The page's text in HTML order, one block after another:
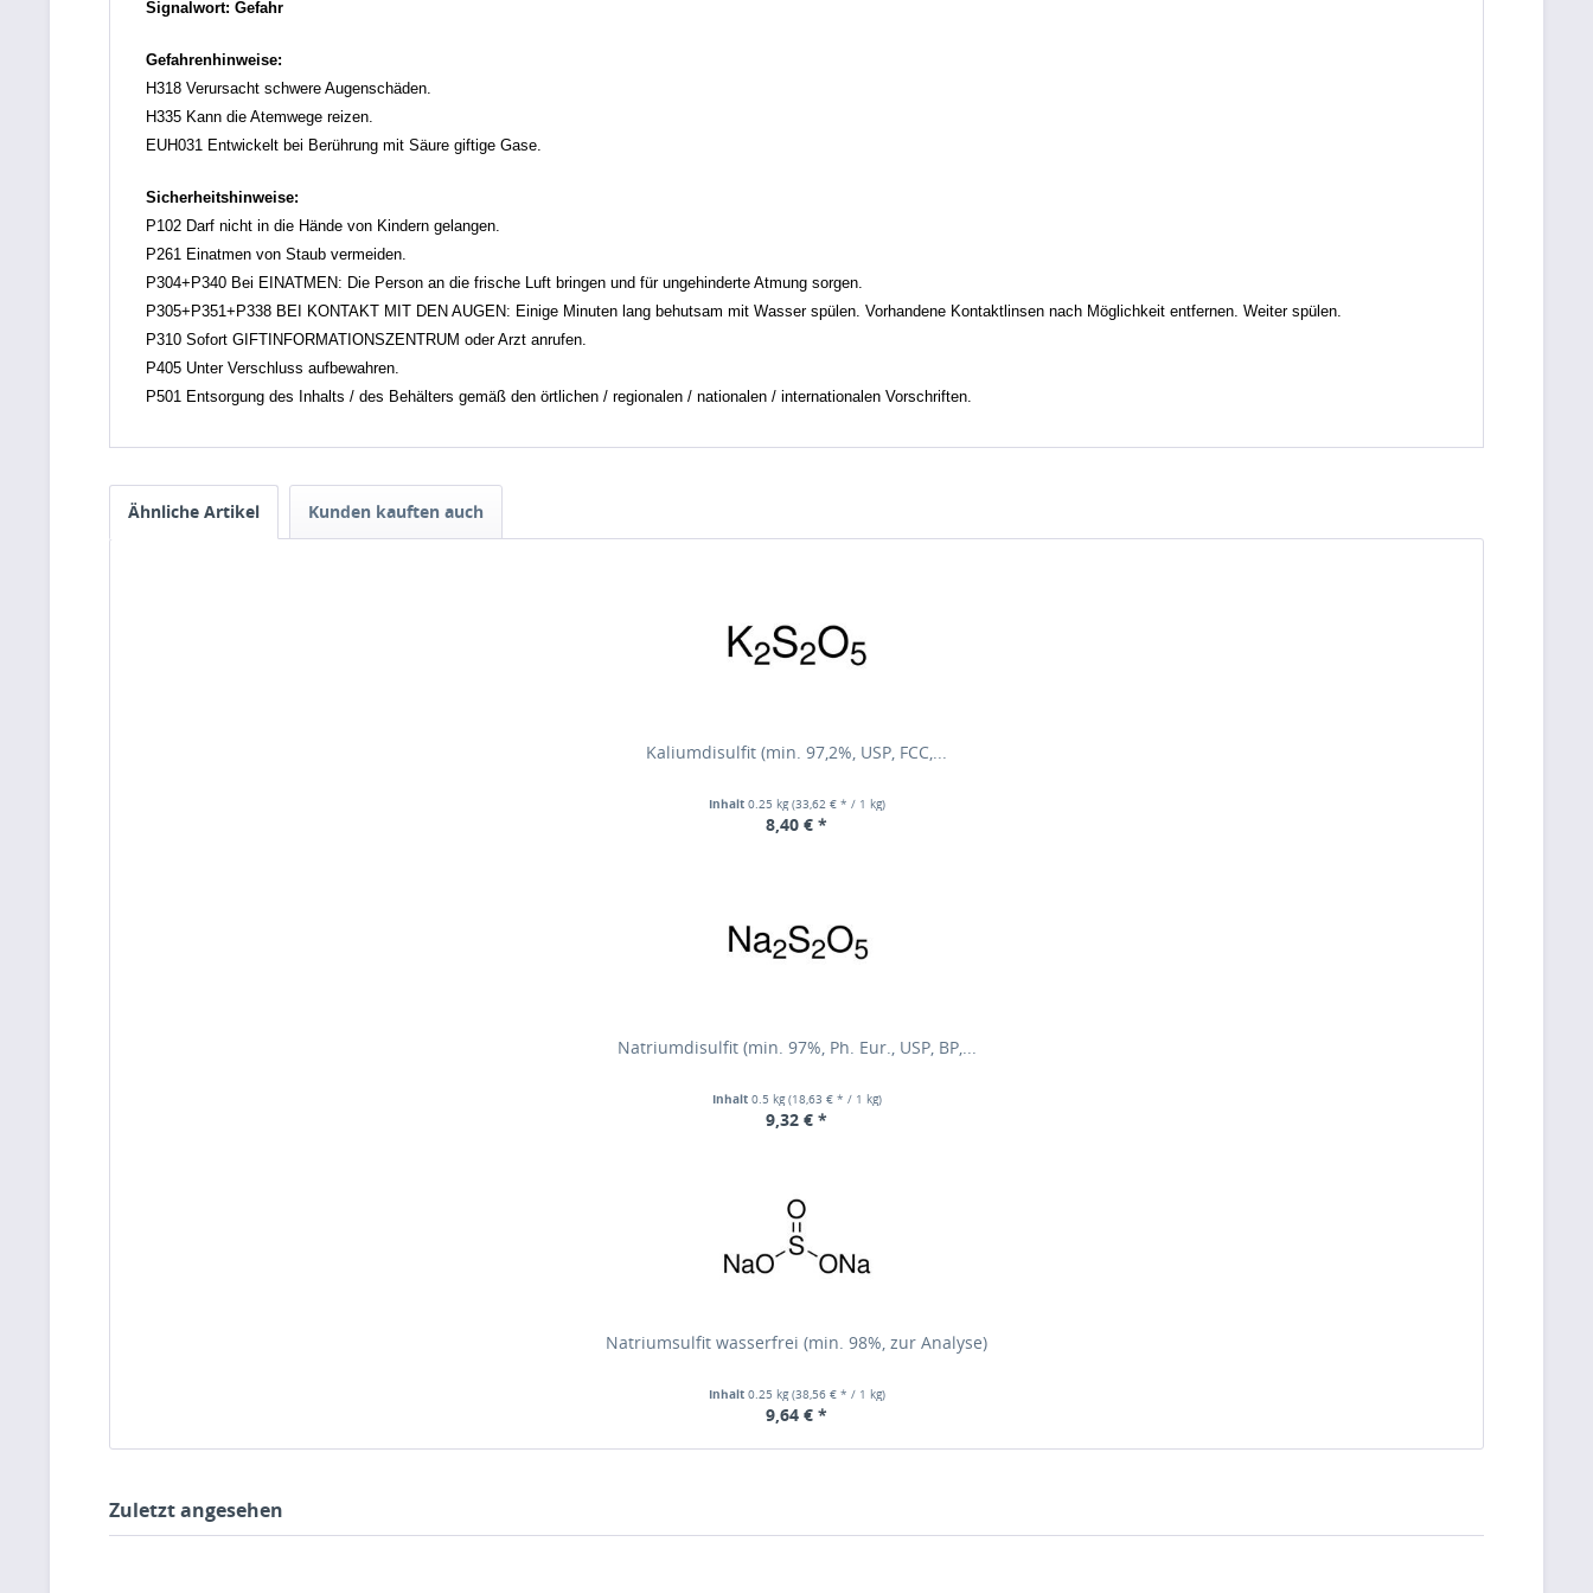
Signalwort: Gefahr
Gefahrenhinweise:
H318 Verursacht schwere Augenschäden.
H335 Kann die Atemwege reizen.
EUH031 Entwickelt bei Berührung mit Säure giftige Gase.
Sicherheitshinweise:
P102 Darf nicht in die Hände von Kindern gelangen.
P261 Einatmen von Staub vermeiden.
P304+P340 Bei EINATMEN: Die Person an die frische Luft bringen und für ungehinderte Atmung sorgen.
P305+P351+P338 BEI KONTAKT MIT DEN AUGEN: Einige Minuten lang behutsam mit Wasser spülen. Vorhandene Kontaktlinsen nach Möglichkeit entfernen. Weiter spülen.
P310 Sofort GIFTINFORMATIONSZENTRUM oder Arzt anrufen.
P405 Unter Verschluss aufbewahren.
P501 Entsorgung des Inhalts / des Behälters gemäß den örtlichen / regionalen / nationalen / internationalen Vorschriften.
Ähnliche Artikel Kunden kauften auch
Kaliumdisulfit (min. 97,2%, USP, FCC,...
Inhalt 0.25 kg(33,62 € * / 1 kg)
8,40 € *
Natriumdisulfit (min. 97%, Ph. Eur., USP, BP,...
Inhalt 0.5 kg(18,63 € * / 1 kg)
9,32 € *
Natriumsulfit wasserfrei (min. 98%, zur Analyse)
Inhalt 0.25 kg(38,56 € * / 1 kg)
9,64 € *
Zuletzt angesehen